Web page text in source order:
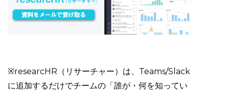
※researcHR（リサーチャー）は、Teams/Slack
に追加するだけでチームの「誰が・何を知ってい